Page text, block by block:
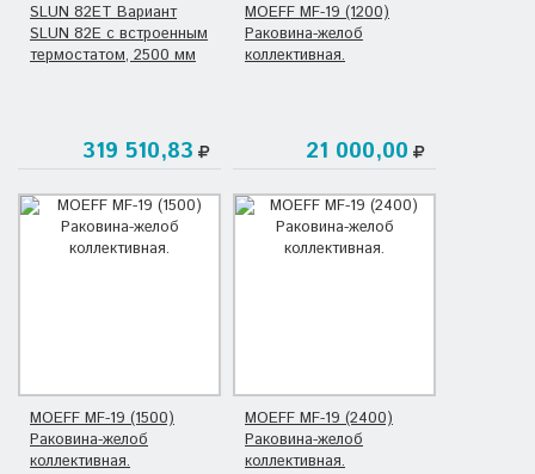
SLUN 82ET Вариант
SLUN 82E с встроенным
термостатом, 2500 мм
319 510,83
MOEFF MF-19 (1200)
Раковина-желоб
коллективная.
21 000,00
MOEFF MF-19 (1500)
Раковина-желоб
коллективная.
MOEFF MF-19 (2400)
Раковина-желоб
коллективная.